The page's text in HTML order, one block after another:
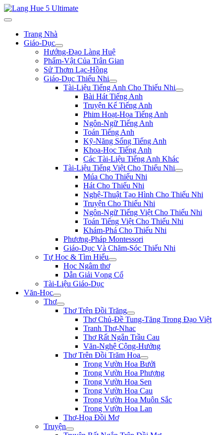
Trang Nhà
Giáo-Dục
Hướng-Đạo Làng Huệ
Phẩm-Vật Của Trân Gian
Sử Thơm Lạc-Hồng
Giáo-Dục Thiếu Nhi
Tài-Liệu Tiếng Anh Cho Thiếu Nhi
Bài Hát Tiếng Anh
Truyện Kể Tiếng Anh
Phim Hoạt-Họa Tiếng Anh
Ngôn-Ngữ Tiếng Anh
Toán Tiếng Anh
Kỹ-Năng Sống Tiếng Anh
Khoa-Học Tiếng Anh
Các Tài-Liệu Tiếng Anh Khác
Tài-Liệu Tiếng Việt Cho Thiếu Nhi
Múa Cho Thiếu Nhi
Hát Cho Thiếu Nhi
Nghệ-Thuật Tạo Hình Cho Thiếu Nhi
Truyện Cho Thiếu Nhi
Ngôn-Ngữ Tiếng Việt Cho Thiếu Nhi
Toán Tiếng Việt Cho Thiếu Nhi
Khám-Phá Cho Thiếu Nhi
Phương-Pháp Montessori
Giáo-Dục Và Chăm-Sóc Thiếu Nhi
Tự Học & Tìm Hiểu
Học Ngâm thơ
Dẫn Giải Vọng Cổ
Tài-Liệu Giáo-Dục
Văn-Học
Thơ
Thơ Trên Đồi Trăng
Thơ Chủ-Đề Tung-Tăng Trong Đạo Việt
Tranh Thơ-Nhac
Thơ Rất Ngắn Trầu Cau
Văn-Nghệ Cộng-Hưởng
Thơ Trên Đồi Trăm Hoa
Trong Vườn Hoa Bưởi
Trong Vườn Hoa Phượng
Trong Vườn Hoa Sen
Trong Vườn Hoa Cau
Trong Vườn Hoa Muôn Sắc
Trong Vườn Hoa Lan
Thơ-Họa Đồi Mơ
Truyện